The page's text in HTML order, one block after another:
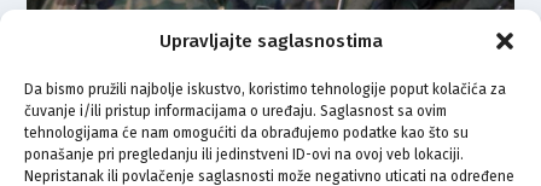
Upravljajte saglasnostima
Da bismo pružili najbolje iskustvo, koristimo tehnologije poput kolačića za
čuvanje i/ili pristup informacijama o uređaju. Saglasnost sa ovim
tehnologijama će nam omogućiti da obrađujemo podatke kao što su
ponašanje pri pregledanju ili jedinstveni ID-ovi na ovoj veb lokaciji.
Nepristanak ili povlačenje saglasnosti može negativno uticati na određene
Šta se može kad se Bošnjaci i
Hrvati slože